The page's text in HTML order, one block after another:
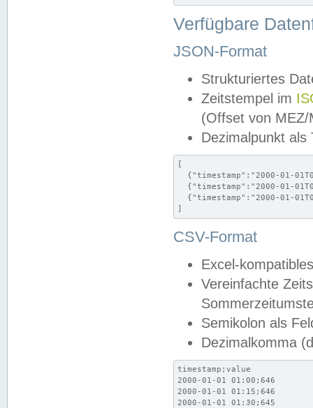
Verfügbare
JSON-Format
Strukturiertes
Zeitstempel im
(Offset von MEZ/
Dezimalpunkt als
[
{"timestamp":"2000-01-
{"timestamp":"2000-01-
{"timestamp":"2000-01-
]
CSV-Format
Excel-
Vereinfachte
Semikolon als
Dezimalkomma
timestamp;value
2000-01-01 01:00;646
2000-01-01 01:15;646
2000-01-01 01:30;645